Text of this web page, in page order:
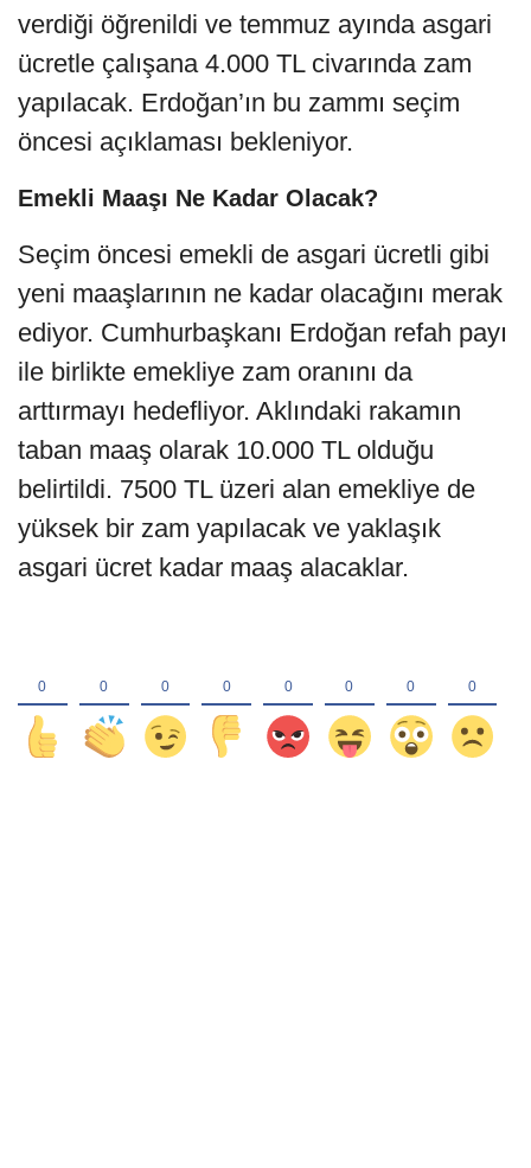
verdiği öğrenildi ve temmuz ayında asgari
ücretle çalışana 4.000 TL civarında zam
yapılacak. Erdoğan’ın bu zammı seçim
öncesi açıklaması bekleniyor.
Emekli Maaşı Ne Kadar Olacak?
Seçim öncesi emekli de asgari ücretli gibi
yeni maaşlarının ne kadar olacağını merak
ediyor. Cumhurbaşkanı Erdoğan refah payı
ile birlikte emekliye zam oranını da
arttırmayı hedefliyor. Aklındaki rakamın
taban maaş olarak 10.000 TL olduğu
belirtildi. 7500 TL üzeri alan emekliye de
yüksek bir zam yapılacak ve yaklaşık
asgari ücret kadar maaş alacaklar.